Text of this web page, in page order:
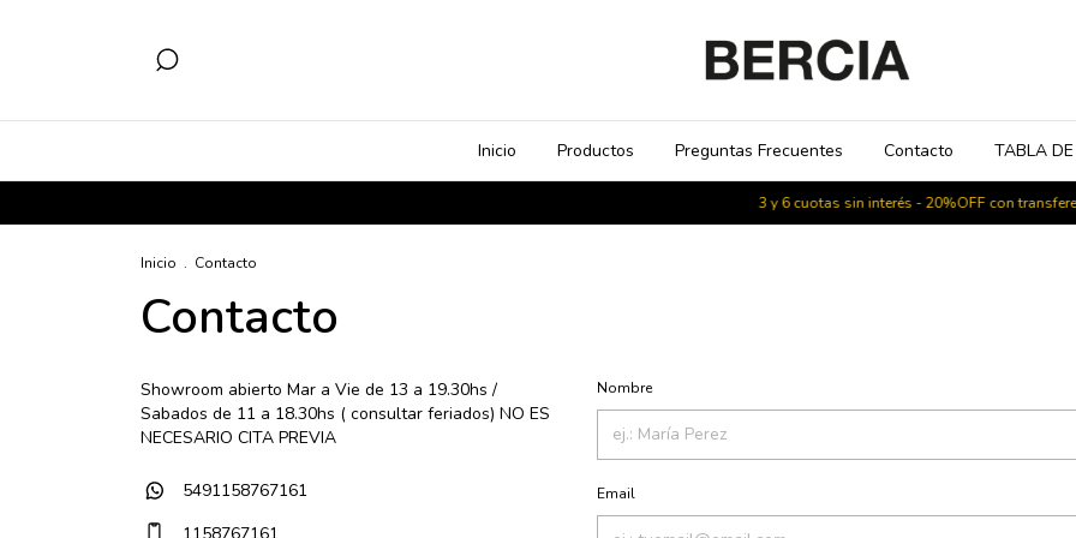
Inicio Productos Preguntas Frecuentes Contacto TABLA
3 y 6 cuotas sin interés - 20%OFF con transferencia -
Inicio . Contacto
Contacto
Showroom abierto Mar a Vie de 13 a 19.30hs /
Sabados de 11 a 18.30hs ( consultar feriados) NO ES
NECESARIO CITA PREVIA
5491158767161
Nombre
Email